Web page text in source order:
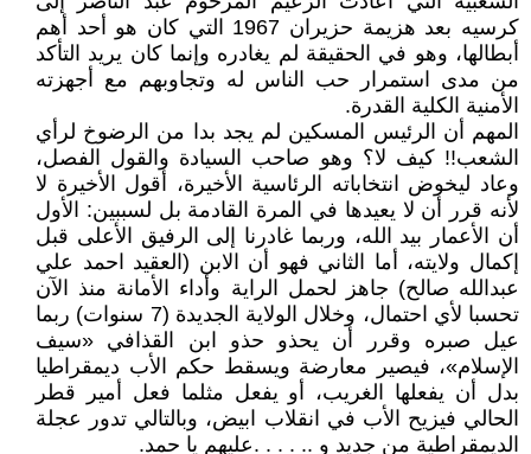
كرسيه بعد هزيمة حزيران 1967 التي كان هو أحد أهم
أبطالها، وهو في الحقيقة لم يغادره وإنما كان يريد التأكد
من مدى استمرار حب الناس له وتجاوبهم مع أجهزته
الأمنية الكلية القدرة.
المهم أن الرئيس المسكين لم يجد بدا من الرضوخ لرأي
الشعب!! كيف لا؟ وهو صاحب السيادة والقول الفصل،
وعاد ليخوض انتخاباته الرئاسية الأخيرة، أقول الأخيرة لا
لأنه قرر أن لا يعيدها في المرة القادمة بل لسببين: الأول
أن الأعمار بيد الله، وربما غادرنا إلى الرفيق الأعلى قبل
إكمال ولايته، أما الثاني فهو أن الابن (العقيد احمد علي
عبدالله صالح) جاهز لحمل الراية وأداء الأمانة منذ الآن
تحسبا لأي احتمال، وخلال الولاية الجديدة (7 سنوات) ربما
عيل صبره وقرر أن يحذو حذو ابن القذافي «سيف
الإسلام»، فيصير معارضة ويسقط حكم الأب ديمقراطيا
بدل أن يفعلها الغريب، أو يفعل مثلما فعل أمير قطر
الحالي فيزيح الأب في انقلاب ابيض، وبالتالي تدور عجلة
الديمقراطية من جديد و .. . . . .عليهم يا حمد.